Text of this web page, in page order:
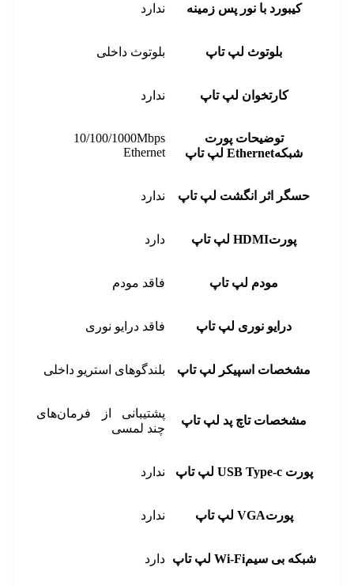
کیبورد با نور پس زمینه ندارد
بلوتوث لپ تاپ بلوتوث داخلی
کارتخوان لپ تاپ ندارد
توضیحات پورت
شبکهEthernet لپ تاپ
10/100/1000Mbps
Ethernet
حسگر اثر انگشت لپ تاپ ندارد
پورتHDMI لپ تاپ دارد
مودم لپ تاپ فاقد مودم
درایو نوری لپ تاپ فاقد درایو نوری
مشخصات اسپیکر لپ تاپ بلندگوهای استریو داخلی
مشخصات تاچ پد لپ تاپ
پشتیبانی از فرمان‌های
چند لمسی
پورت USB Type-c لپ تاپ ندارد
پورتVGA لپ تاپ ندارد
شبکه بی سیمWi-Fi لپ تاپ دارد